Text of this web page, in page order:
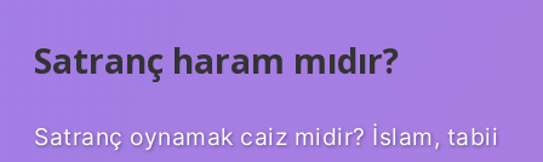
Satranç haram mıdır?
Satranç oynamak caiz midir? İslam, tabii